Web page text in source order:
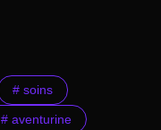
# soins
# aventurine